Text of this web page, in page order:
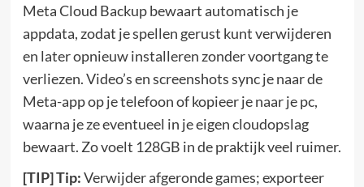
Meta Cloud Backup bewaart automatisch je
appdata, zodat je spellen gerust kunt verwijderen
en later opnieuw installeren zonder voortgang te
verliezen. Video’s en screenshots sync je naar de
Meta-app op je telefoon of kopieer je naar je pc,
waarna je ze eventueel in je eigen cloudopslag
bewaart. Zo voelt 128GB in de praktijk veel ruimer.
[TIP] Tip:Verwijder afgeronde games; exporteer